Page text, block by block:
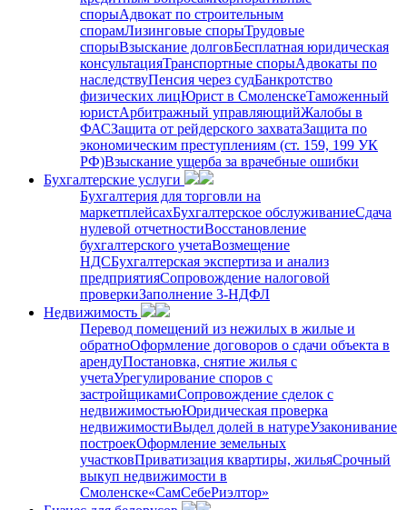
спорыАдвокат по строительным
спорамЛизинговые спорыТрудовые
спорыВзыскание долговБесплатная юридическая
консультацияТранспортные спорыАдвокаты по
наследствуПенсия через судБанкротство
физических лицЮрист в СмоленскеТаможенный
юристАрбитражный управляющийЖалобы в
ФАСЗащита от рейдерского захватаЗащита по
экономическим преступлениям (ст. 159, 199 УК
РФ)Взыскание ущерба за врачебные ошибки
Бухгалтерские услуги
Бухгалтерия для торговли на
маркетплейсахБухгалтерское обслуживаниеСдача
нулевой отчетностиВосстановление
бухгалтерского учетаВозмещение
НДСБухгалтерская экспертиза и анализ
предприятияСопровождение налоговой
проверкиЗаполнение 3-НДФЛ
Недвижимость
Перевод помещений из нежилых в жилые и
обратноОформление договоров о сдачи объекта в
арендуПостановка, снятие жилья с
учетаУрегулирование споров с
застройщикамиСопровождение сделок с
недвижимостьюЮридическая проверка
недвижимостиВыдел долей в натуреУзаконивание
построекОформление земельных
участковПриватизация квартиры, жильяСрочный
выкуп недвижимости в
Cмоленске«СамСебеРиэлтор»